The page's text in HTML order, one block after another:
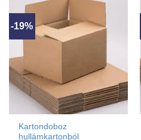
-19%
Kartondoboz
hullámkartonból